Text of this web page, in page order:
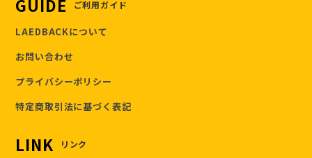
GUIDE ご利用ガイド
LAEDBACKについて
お問い合わせ
プライバシーポリシー
特定商取引法に基づく表記
LINK リンク